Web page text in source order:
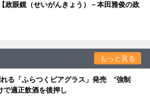
眼鏡（せいがんきょう）－本田雅俊の政
もっと見る
る「ふらつくビアグラス」発売 “強制
で適正飲酒を後押し